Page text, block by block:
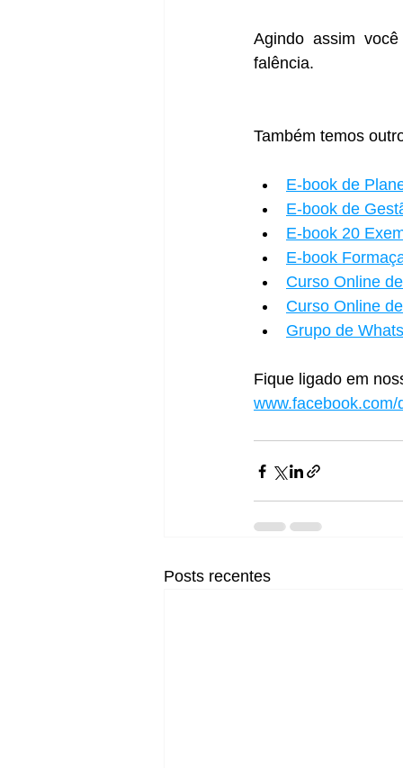
Agindo assim
falência.
Também temos
E-book de
E-book de
E-book 20
E-book
Curso Online
Curso Online
Grupo de
Fique ligado em
www.facebook.com/
Posts recentes